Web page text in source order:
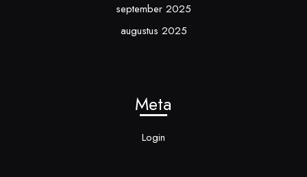
september 2025
augustus 2025
Meta
Login